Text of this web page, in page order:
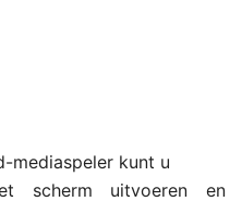
mediaspeler kunt u
scherm uitvoeren en